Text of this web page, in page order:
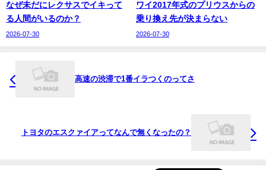
なぜ未だにレクサスでイキって
る人間がいるのか？
2026-07-30
ワイ2017年式のプリウスからの
乗り換え先が決まらない
2026-07-30
高速の渋滞で1番イラつくのってさ
トヨタのエスクァイアってなんで無くなったの？